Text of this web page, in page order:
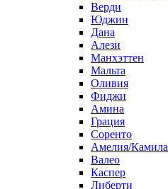
Верди
Юджин
Дана
Алези
Манхэттен
Мальта
Оливия
Фиджи
Амина
Грация
Соренто
Амелия/Камила
Валео
Каспер
Либерти